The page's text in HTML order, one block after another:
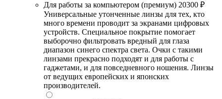
Для работы за компьютером (премиум) 20300 ₽
Универсальные утонченные линзы для тех, кто
много времени проводит за экранами цифровых
устройств. Специальное покрытие помогает
выборочно фильтровать вредный для глаза
диапазон синего спектра света. Очки с такими
линзами прекрасно подходят и для работы с
гаджетами, и для повседневного ношения. Линзы
от ведущих европейских и японских
производителей.